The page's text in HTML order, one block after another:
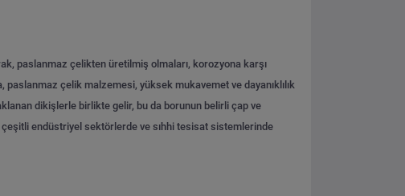
paslanmaz çelikten üretilmiş olmaları, korozyona karşı
çelik malzemesi, yüksek mukavemet ve dayanıklılık
dikişlerle birlikte gelir, bu da borunun belirli çap ve
endüstriyel sektörlerde ve sıhhi tesisat sistemlerinde